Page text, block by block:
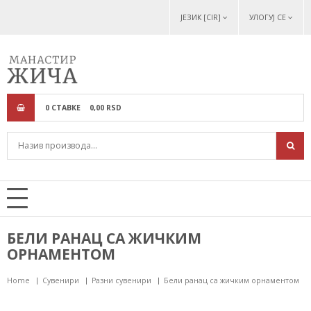
ЈЕЗИК [CIR] УЛОГУЈ СЕ
0 СТАВКЕ 0,00 RSD
БЕЛИ РАНАЦ СА ЖИЧКИМ
ОРНАМЕНТОМ
Home Сувенири Разни сувенири Бели ранац са жичким орнаментом